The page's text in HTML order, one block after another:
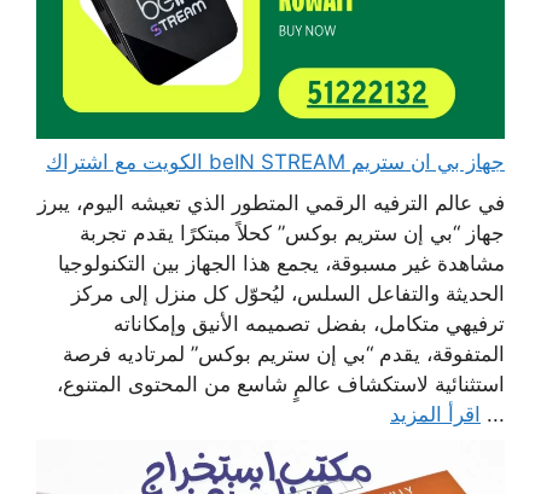
جهاز بي ان ستريم beIN STREAM الكويت مع اشتراك
في عالم الترفيه الرقمي المتطور الذي تعيشه اليوم، يبرز
جهاز “بي إن ستريم بوكس” كحلاً مبتكرًا يقدم تجربة
مشاهدة غير مسبوقة، يجمع هذا الجهاز بين التكنولوجيا
الحديثة والتفاعل السلس، ليُحوّل كل منزل إلى مركز
ترفيهي متكامل، بفضل تصميمه الأنيق وإمكاناته
المتفوقة، يقدم “بي إن ستريم بوكس” لمرتاديه فرصة
استثنائية لاستكشاف عالمٍ شاسع من المحتوى المتنوع،
... اقرأ المزيد